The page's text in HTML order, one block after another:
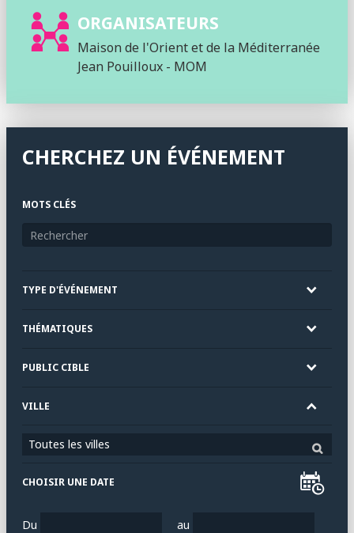
ORGANISATEURS
Maison de l'Orient et de la Méditerranée
Jean Pouilloux - MOM
CHERCHEZ UN ÉVÉNEMENT
MOTS CLÉS
TYPE D'ÉVÉNEMENT
THÉMATIQUES
PUBLIC CIBLE
VILLE
Toutes les villes
CHOISIR UNE DATE
Du au